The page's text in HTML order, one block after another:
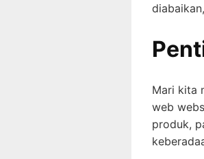
Mari kita
web
produk,